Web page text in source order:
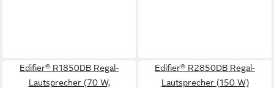
Edifier® R1850DB Regal-
Lautsprecher (70 W,
Edifier® R2850DB Regal-
Lautsprecher (150 W)